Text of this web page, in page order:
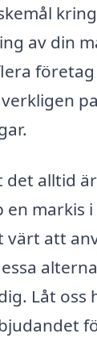
av din
det alltid
markis
värt att
Låt oss